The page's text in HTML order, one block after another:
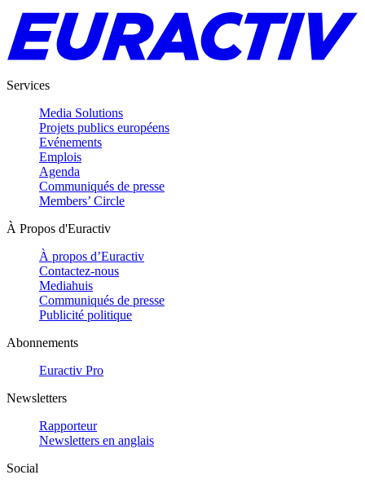
Services
Media Solutions
Projets publics européens
Evénements
Emplois
Agenda
Communiqués de presse
Members’ Circle
À Propos d'Euractiv
À propos d’Euractiv
Contactez-nous
Mediahuis
Communiqués de presse
Publicité politique
Abonnements
Euractiv Pro
Newsletters
Rapporteur
Newsletters en anglais
Social